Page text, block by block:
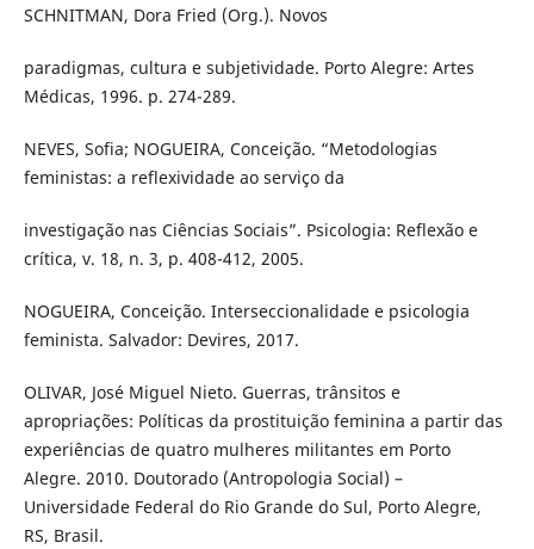
SCHNITMAN, Dora Fried (Org.). Novos
paradigmas, cultura e subjetividade. Porto Alegre: Artes
Médicas, 1996. p. 274-289.
NEVES, Sofia; NOGUEIRA, Conceição. “Metodologias
feministas: a reflexividade ao serviço da
investigação nas Ciências Sociais”. Psicologia: Reflexão e
crítica, v. 18, n. 3, p. 408-412, 2005.
NOGUEIRA, Conceição. Interseccionalidade e psicologia
feminista. Salvador: Devires, 2017.
OLIVAR, José Miguel Nieto. Guerras, trânsitos e
apropriações: Políticas da prostituição feminina a partir das
experiências de quatro mulheres militantes em Porto
Alegre. 2010. Doutorado (Antropologia Social) –
Universidade Federal do Rio Grande do Sul, Porto Alegre,
RS, Brasil.